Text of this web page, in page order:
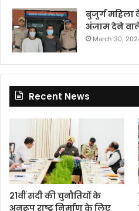
बुजुर्ग
अंजाम देने
March 30,
Recent News
21वीं सदी की चुनौतियों के
अनुरूप राष्ट्र निर्माण के लिए